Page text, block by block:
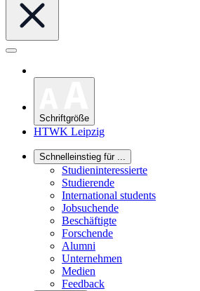
Schriftgröße
HTWK Leipzig
Schnelleinstieg für ...
Studieninteressierte
Studierende
International students
Jobsuchende
Beschäftigte
Forschende
Alumni
Unternehmen
Medien
Feedback